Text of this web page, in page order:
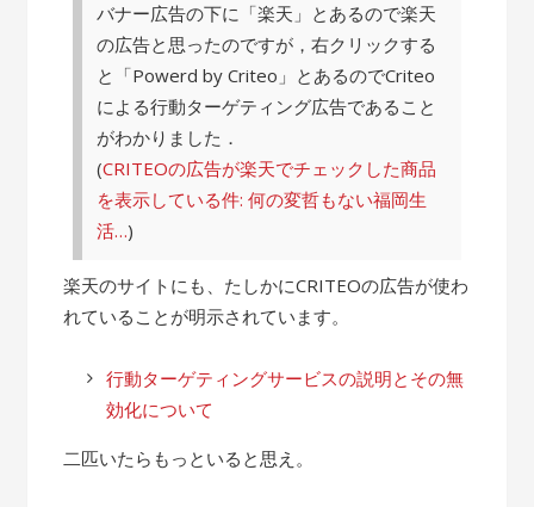
バナー広告の下に「楽天」とあるので楽天
の広告と思ったのですが，右クリックする
と「Powerd by Criteo」とあるのでCriteo
による行動ターゲティング広告であること
がわかりました．
(CRITEOの広告が楽天でチェックした商品
を表示している件: 何の変哲もない福岡生
活…)
楽天のサイトにも、たしかにCRITEOの広告が使わ
れていることが明示されています。
行動ターゲティングサービスの説明とその無
効化について
二匹いたらもっといると思え。